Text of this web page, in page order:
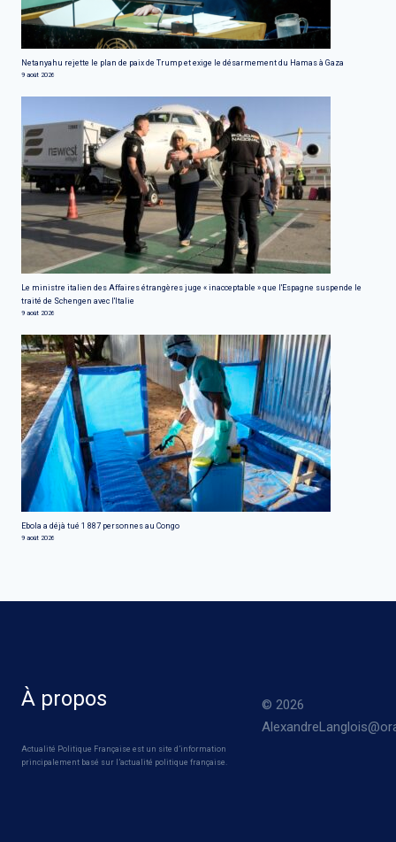
Netanyahu rejette le plan de paix de Trump et exige le désarmement du Hamas à Gaza
9 août 2026
Le ministre italien des Affaires étrangères juge « inacceptable » que l'Espagne suspende le
traité de Schengen avec l'Italie
9 août 2026
Ebola a déjà tué 1 887 personnes au Congo
9 août 2026
À propos
Actualité Politique Française est un site d’information
principalement basé sur l’actualité politique française.
© 2026